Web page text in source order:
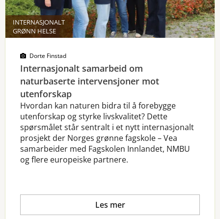
INTERNASJONALT
GRØNN HELSE
Dorte Finstad
Internasjonalt samarbeid om
naturbaserte intervensjoner mot
utenforskap
Hvordan kan naturen bidra til å forebygge
utenforskap og styrke livskvalitet? Dette
spørsmålet står sentralt i et nytt internasjonalt
prosjekt der Norges grønne fagskole – Vea
samarbeider med Fagskolen Innlandet, NMBU
og flere europeiske partnere.
Les mer